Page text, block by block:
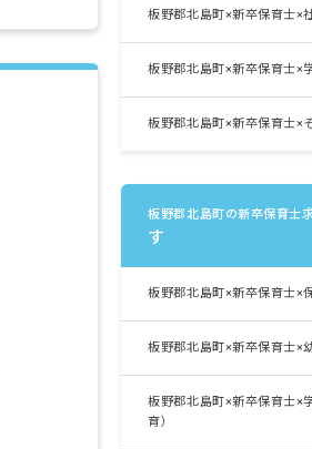
板野郡北島町×新卒保育士×
板野郡北島町×新卒保育士×
板野郡北島町×新卒保育士×
板野郡北島町の新卒保育士
す
板野郡北島町×新卒保育士×
板野郡北島町×新卒保育士×
板野郡北島町×新卒保育士×
育）